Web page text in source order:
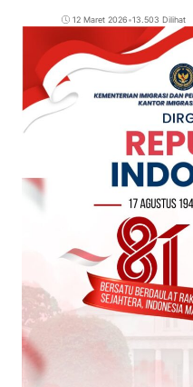
12 Maret 2026•13.503 Dilihat